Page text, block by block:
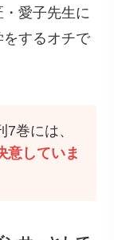
・愛子先生に
するオチで
巻には、
意していま